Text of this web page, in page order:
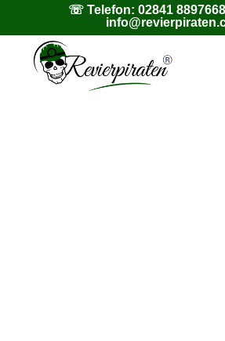
☏ Telefon:02841 8897668